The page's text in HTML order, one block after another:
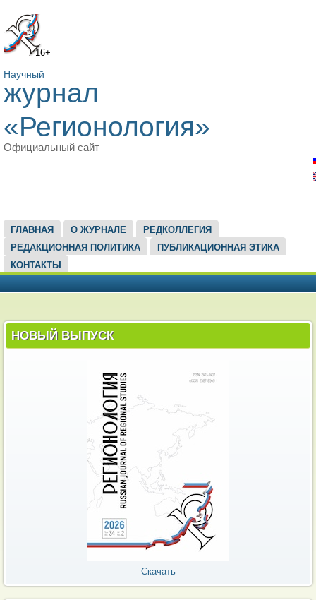
16+
Научный
журнал
«Регионология»
Официальный сайт
ГЛАВНОЕ МЕНЮ
ГЛАВНАЯ О ЖУРНАЛЕ
РЕДКОЛЛЕГИЯ
РЕДАКЦИОННАЯ ПОЛИТИКА
ПУБЛИКАЦИОННАЯ ЭТИКА
КОНТАКТЫ
НОВЫЙ ВЫПУСК
Скачать